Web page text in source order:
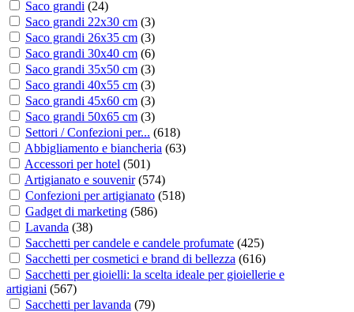
Saco grandi (24)
Saco grandi 22x30 cm (3)
Saco grandi 26x35 cm (3)
Saco grandi 30x40 cm (6)
Saco grandi 35x50 cm (3)
Saco grandi 40x55 cm (3)
Saco grandi 45x60 cm (3)
Saco grandi 50x65 cm (3)
Settori / Confezioni per... (618)
Abbigliamento e biancheria (63)
Accessori per hotel (501)
Artigianato e souvenir (574)
Confezioni per artigianato (518)
Gadget di marketing (586)
Lavanda (38)
Sacchetti per candele e candele profumate (425)
Sacchetti per cosmetici e brand di bellezza (616)
Sacchetti per gioielli: la scelta ideale per gioiellerie e
artigiani (567)
Sacchetti per lavanda (79)